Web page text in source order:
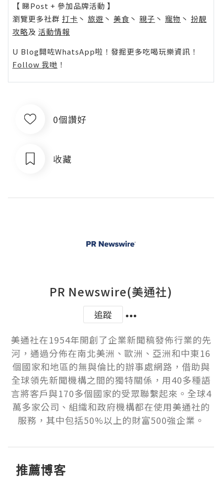
【 睇Post + 參加品牌活動 】
瀏覽更多社群 打卡 丶 旅遊 丶 美食 丶 親子 丶 寵物 丶 扮靚
攻略及 活動情報
U Blog開咗WhatsApp啦！發掘更多吃喝玩樂資訊！
Follow 我哋 ！
0個讚好
收藏
PR Newswire(美通社)
追蹤
美通社在1954年開創了企業新聞稿發佈行業的先
河，通過分佈在南北美洲、歐洲、亞洲和中東16
個國家和地區的無與倫比的辦事處網路，借助與
全球領先新聞機構之間的獨特關係，用40多種語
言將客戶與170多個國家的受眾聯繫起來。全球4
萬多家公司、組織和政府機構都在使用美通社的
服務，其中包括50%以上的財富500強企業。
推薦博客